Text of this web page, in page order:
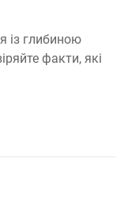
із глибиною
факти, які